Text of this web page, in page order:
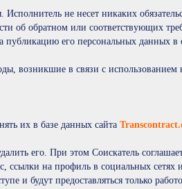
Исполнитель не несет никаких
об обратном или соответствующих
публикацию его персональных данных в
возникшие в связи с использованием
их в базе данных сайта
его. При этом Соискатель
ссылки на профиль в социальных сетях
и будут предоставляться только